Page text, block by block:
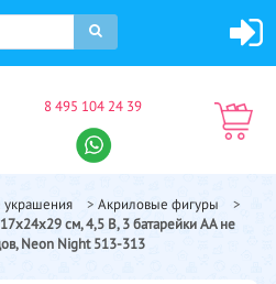
8 495 104 24 39
украшения > Акриловые фигуры
>
см, 4,5 В, 3 батарейки AA не
Neon Night 513-313